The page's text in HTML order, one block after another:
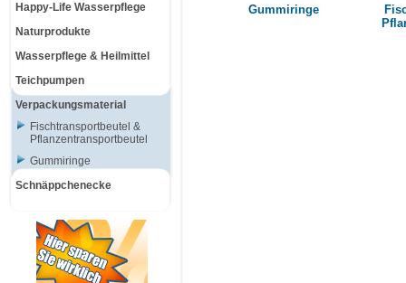
Gummiringe
Happy-Life Wasserpflege
Naturprodukte
Wasserpflege & Heilmittel
Teichpumpen
Verpackungsmaterial
Fischtransportbeutel &
Pflanzentransportbeutel
Gummiringe
Schnäppchenecke